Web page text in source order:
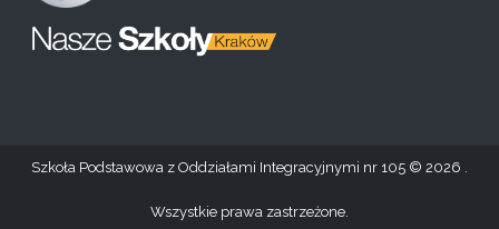
Szkoła Podstawowa z Oddziałami Integracyjnymi nr 105 2026 .
Wszystkie prawa zastrzeżone.